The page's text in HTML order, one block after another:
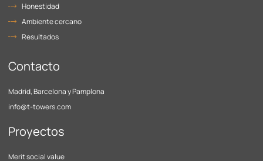
Honestidad
Ambiente cercano
Resultados
Contacto
Madrid, Barcelona y Pamplona
info@t-towers.com
Proyectos
Merit social value